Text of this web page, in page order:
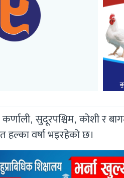
सुदूरपश्चिम, कोशी र
वर्षा भइरहेको छ।